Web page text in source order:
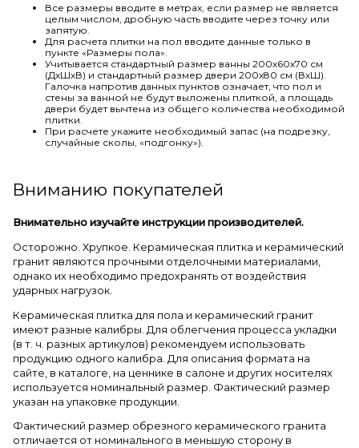
Все размеры вводите в метрах, если размер не является
целым числом, дробную часть вводите через точку или
запятую.
Для расчета плитки на пол вводите данные только в
пункте «Размеры пола».
Учитывается стандартный размер ванны 200х60х70 см
(ДхШхВ) и стандартный размер двери 200х80 см (ВхШ).
Галочка напротив данных пунктов означает, что пол и
стены за ванной не будут выложены плиткой, а площадь
двери будет вычтена из общего количества необходимой
плитки.
При расчете укажите необходимый запас (на подрезку,
случайные сколы, «подгонку»).
Вниманию покупателей
Внимательно изучайте инструкции производителей.
Осторожно. Хрупкое. Керамическая плитка и керамический
гранит являются прочными отделочными материалами,
однако их необходимо предохранять от воздействия
ударных нагрузок.
Керамическая плитка для пола и керамический гранит
имеют разные калибры. Для облегчения процесса укладки
(в т. ч. разных артикулов) рекомендуем использовать
продукцию одного калибра. Для описания формата на
сайте, в каталоге, на ценнике в салоне и других носителях
используется номинальный размер. Фактический размер
указан на упаковке продукции.
Фактический размер обрезного керамического гранита
отличается от номинального в меньшую сторону в